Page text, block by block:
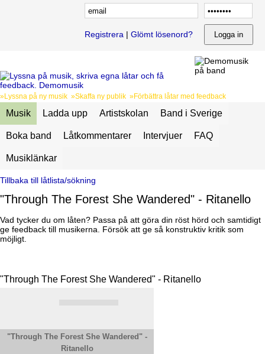
Registrera | Glömt lösenord?
»Lyssna på ny musik »Skaffa ny publik »Förbättra låtar med feedback
Musik Ladda upp Artistskolan Band i Sverige
Boka band Låtkommentarer Intervjuer FAQ
Musiklänkar
Tillbaka till låtlista/sökning
"Through The Forest She Wandered" - Ritanello
Vad tycker du om låten? Passa på att göra din röst hörd och samtidigt
ge feedback till musikerna. Försök att ge så konstruktiv kritik som
möjligt.
"Through The Forest She Wandered" - Ritanello
"Through The Forest She Wandered" -
Ritanello